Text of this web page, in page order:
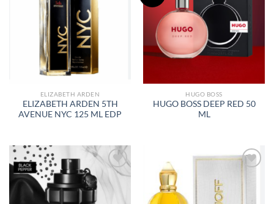
DESEOS
ELIZABETH ARDEN
ELIZABETH ARDEN 5TH
AVENUE NYC 125 ML EDP
A LA
LISTA
DE
DESEOS
HUGO BOSS
HUGO BOSS DEEP RED 50
ML
AÑADIR
A LA
LISTA